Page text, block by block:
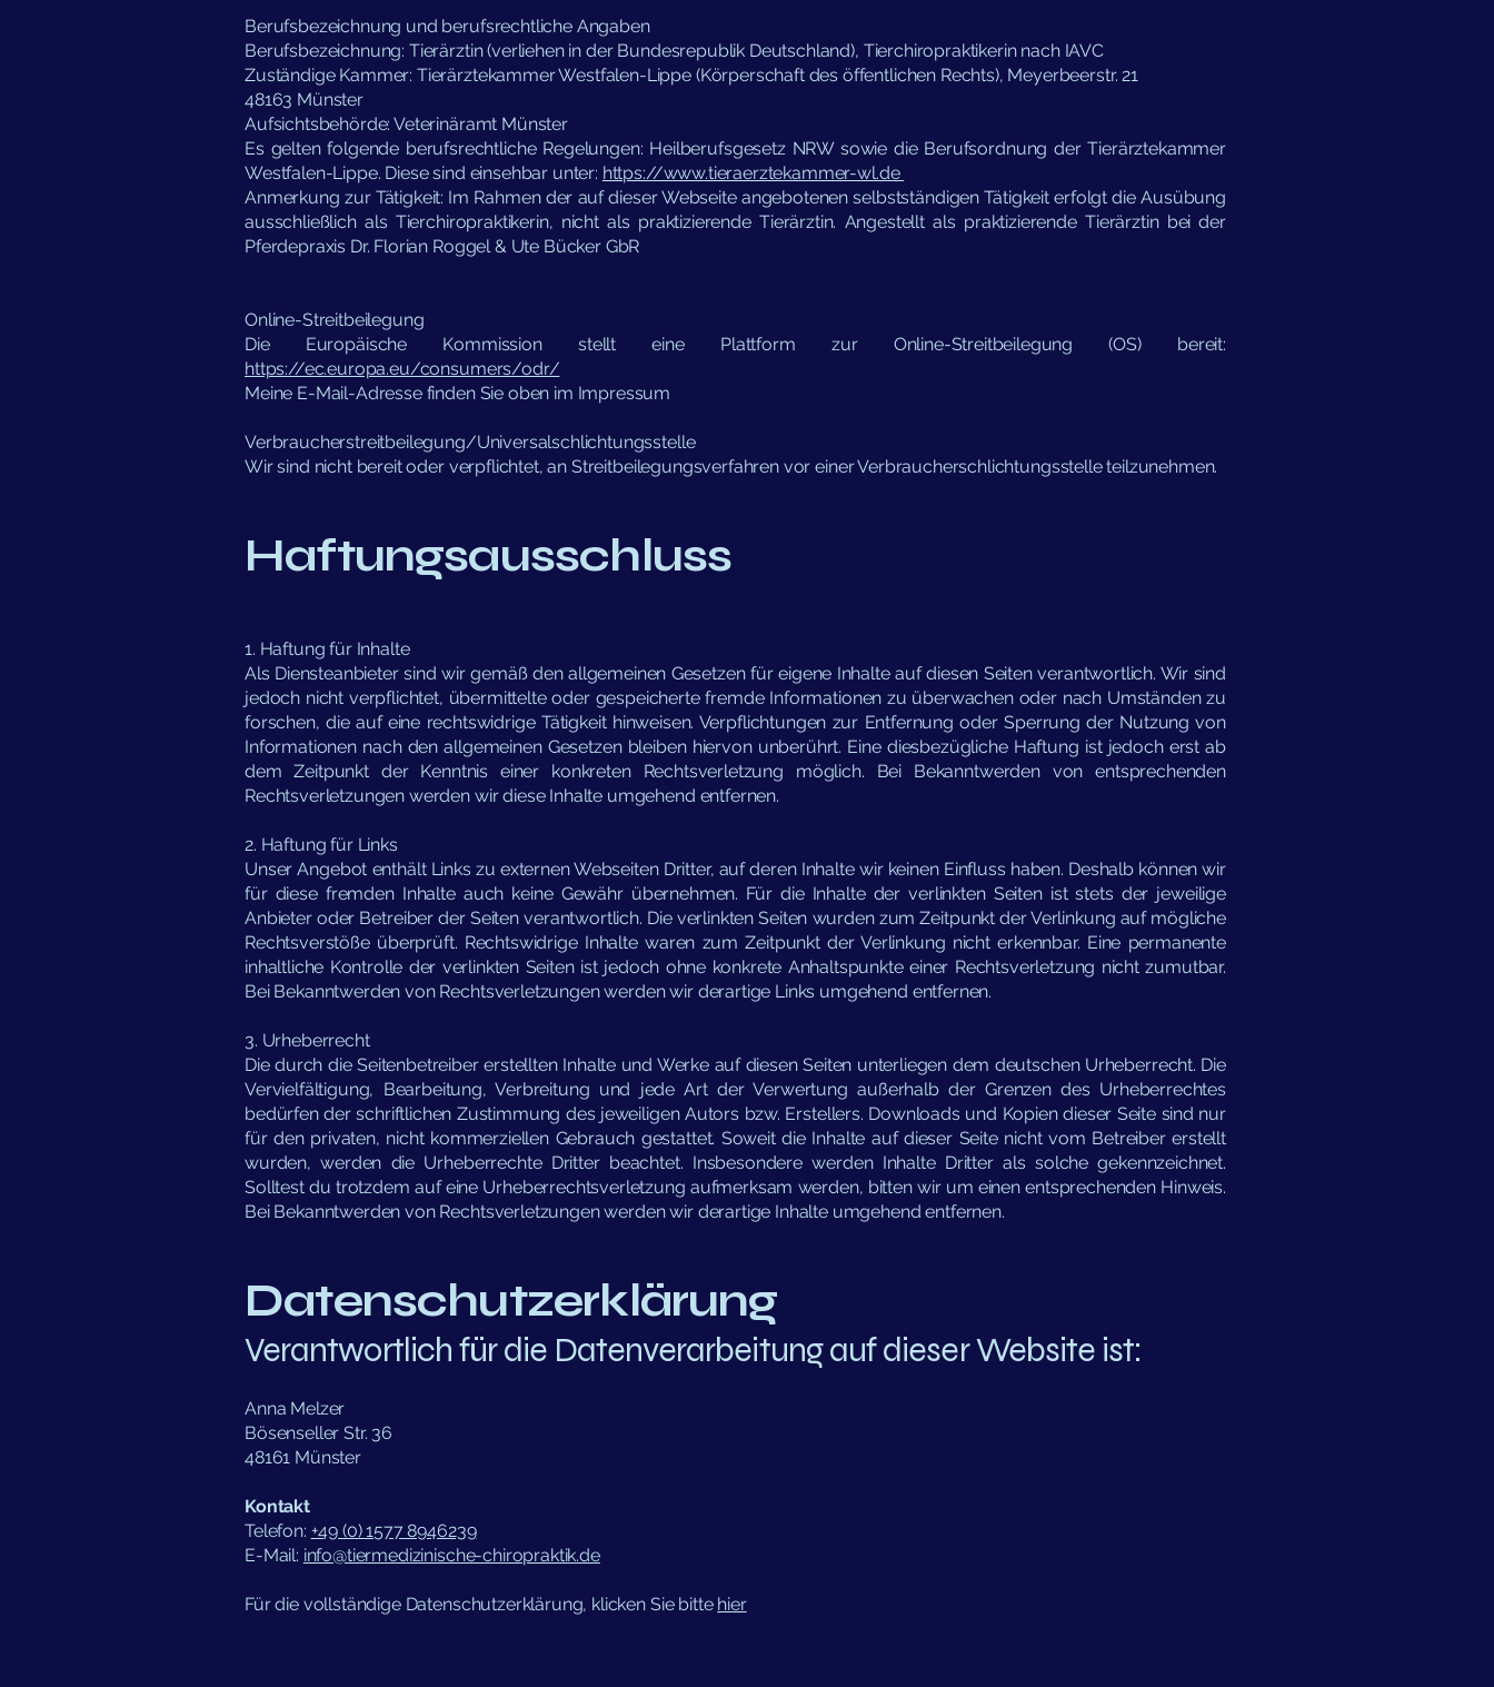
Berufsbezeichnung und berufsrechtliche Angaben
Berufsbezeichnung: Tierärztin (verliehen in der Bundesrepublik Deutschland), Tierchiropraktikerin nach IAVC
Zuständige Kammer: Tierärztekammer Westfalen-Lippe (Körperschaft des öffentlichen Rechts), Meyerbeerstr. 21
48163 Münster
Aufsichtsbehörde: Veterinäramt Münster
Es gelten folgende berufsrechtliche Regelungen: Heilberufsgesetz NRW sowie die Berufsordnung der Tierärztekammer
Westfalen-Lippe. Diese sind einsehbar unter: https://www.tieraerztekammer-wl.de
Anmerkung zur Tätigkeit: Im Rahmen der auf dieser Webseite angebotenen selbstständigen Tätigkeit erfolgt die Ausübung
ausschließlich als Tierchiropraktikerin, nicht als praktizierende Tierärztin. Angestellt als praktizierende Tierärztin bei der
Pferdepraxis Dr. Florian Roggel & Ute Bücker GbR
Online-Streitbeilegung
Die Europäische Kommission stellt eine Plattform zur Online-Streitbeilegung (OS) bereit:
https://ec.europa.eu/consumers/odr/
Meine E-Mail-Adresse finden Sie oben im Impressum
Verbraucherstreitbeilegung/Universalschlichtungsstelle
Wir sind nicht bereit oder verpflichtet, an Streitbeilegungsverfahren vor einer Verbraucherschlichtungsstelle teilzunehmen.
Haftungsausschluss
1. Haftung für Inhalte
Als Diensteanbieter sind wir gemäß den allgemeinen Gesetzen für eigene Inhalte auf diesen Seiten verantwortlich. Wir sind
jedoch nicht verpflichtet, übermittelte oder gespeicherte fremde Informationen zu überwachen oder nach Umständen zu
forschen, die auf eine rechtswidrige Tätigkeit hinweisen. Verpflichtungen zur Entfernung oder Sperrung der Nutzung von
Informationen nach den allgemeinen Gesetzen bleiben hiervon unberührt. Eine diesbezügliche Haftung ist jedoch erst ab
dem Zeitpunkt der Kenntnis einer konkreten Rechtsverletzung möglich. Bei Bekanntwerden von entsprechenden
Rechtsverletzungen werden wir diese Inhalte umgehend entfernen.
2. Haftung für Links
Unser Angebot enthält Links zu externen Webseiten Dritter, auf deren Inhalte wir keinen Einfluss haben. Deshalb können wir
für diese fremden Inhalte auch keine Gewähr übernehmen. Für die Inhalte der verlinkten Seiten ist stets der jeweilige
Anbieter oder Betreiber der Seiten verantwortlich. Die verlinkten Seiten wurden zum Zeitpunkt der Verlinkung auf mögliche
Rechtsverstöße überprüft. Rechtswidrige Inhalte waren zum Zeitpunkt der Verlinkung nicht erkennbar. Eine permanente
inhaltliche Kontrolle der verlinkten Seiten ist jedoch ohne konkrete Anhaltspunkte einer Rechtsverletzung nicht zumutbar.
Bei Bekanntwerden von Rechtsverletzungen werden wir derartige Links umgehend entfernen.
3. Urheberrecht
Die durch die Seitenbetreiber erstellten Inhalte und Werke auf diesen Seiten unterliegen dem deutschen Urheberrecht. Die
Vervielfältigung, Bearbeitung, Verbreitung und jede Art der Verwertung außerhalb der Grenzen des Urheberrechtes
bedürfen der schriftlichen Zustimmung des jeweiligen Autors bzw. Erstellers. Downloads und Kopien dieser Seite sind nur
für den privaten, nicht kommerziellen Gebrauch gestattet. Soweit die Inhalte auf dieser Seite nicht vom Betreiber erstellt
wurden, werden die Urheberrechte Dritter beachtet. Insbesondere werden Inhalte Dritter als solche gekennzeichnet.
Solltest du trotzdem auf eine Urheberrechtsverletzung aufmerksam werden, bitten wir um einen entsprechenden Hinweis.
Bei Bekanntwerden von Rechtsverletzungen werden wir derartige Inhalte umgehend entfernen.
Datenschutzerklärung
Verantwortlich für die Datenverarbeitung auf dieser Website ist:
Anna Melzer
Bösenseller Str. 36
48161 Münster
Kontakt
Telefon: +49 (0) 1577 8946239
E-Mail: info@tiermedizinische-chiropraktik.de
Für die vollständige Datenschutzerklärung, klicken Sie bitte hier